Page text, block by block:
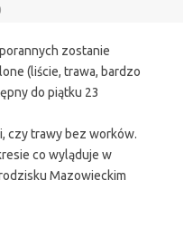
zostanie
(liście, trawa, bardzo
do piątku 23
czy trawy bez worków.
co wyląduje w
Mazowieckim